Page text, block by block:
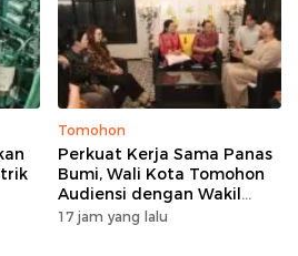
Tomohon
Perkuat Kerja Sama Panas
Bumi, Wali Kota Tomohon
Audiensi dengan Wakil
Dubes Selandia Baru
17 jam yang lalu